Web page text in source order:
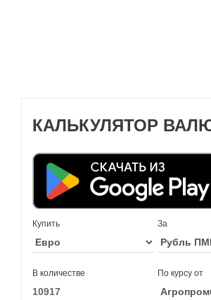
КАЛЬКУЛЯТОР
Купить За
В количестве По курсу от